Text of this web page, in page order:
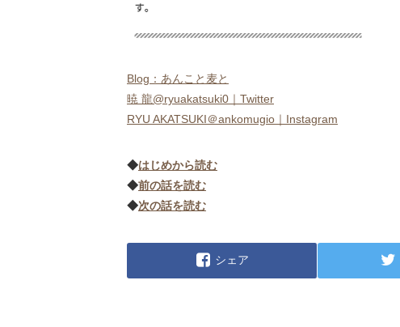
Blog：あんこと麦と
暁 龍@ryuakatsuki0｜Twitter
RYU AKATSUKI＠ankomugio｜Instagram
◆はじめから読む
◆前の話を読む
◆次の話を読む
シェア